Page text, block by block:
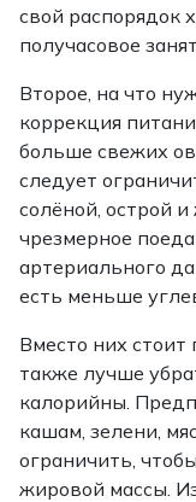
свой распорядок
получасовое
Второе, на что
коррекция
больше свежих
следует
солёной, острой
чрезмерное
артериального
есть меньше
Вместо них
также лучше
калорийны.
кашам, зелени,
ограничить,
жировой массы.